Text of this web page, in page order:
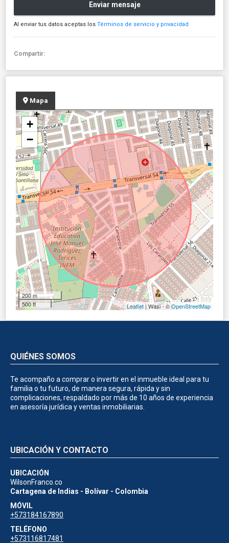
Enviar mensaje
Al enviar tus datos aceptas los Términos de servicio y privacidad
Compartir:
Mapa
+
−
200 m
500 ft
Leaflet| Wasi - ©OpenStreetMap
QUIÉNES SOMOS
Te acompaño a comprar o invertir en el inmueble ideal para tu
familia o tu futuro, de manera segura, rápida y sin
complicaciones, respaldado por más de 10 años de experiencia
en asesoría jurídica y ventas inmobiliarias.
UBICACIÓN Y CONTACTO
UBICACIÓN
WilsonFranco.co
Cartagena de Indias - Bolívar - Colombia
MÓVIL
+573184167890
TELÉFONO
+573116817481